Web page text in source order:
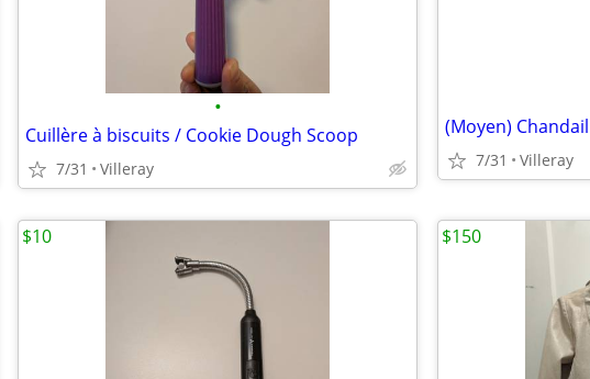
•
Cuillère à biscuits / Cookie Dough Scoop
7/31 Villeray 7/31 Villeray
$10 $150